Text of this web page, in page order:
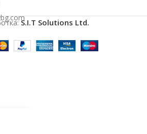
S.I.T Solutions Ltd.